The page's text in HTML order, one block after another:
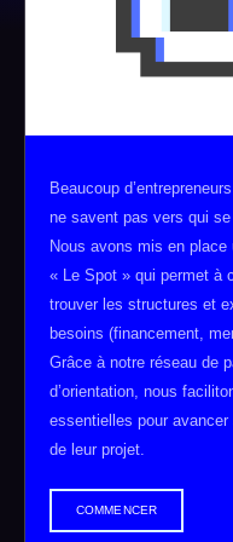
Beaucoup
ne savent pas vers qui
Nous avons mis en place
« Le Spot » qui permet à
trouver les structures et
besoins (financement,
Grâce à notre réseau de
d’orientation, nous
essentielles pour
de leur projet.
COMMENCER